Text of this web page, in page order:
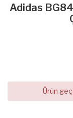
Adidas
Ürün